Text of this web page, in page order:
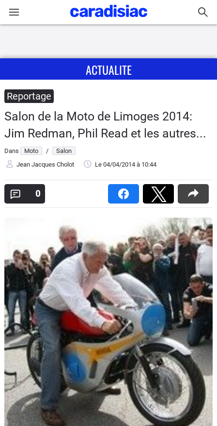
Actu
Essais
Avis
Forum
Marques
Services
Auto
ACTUALITE
Reportage
Salon de la Moto de Limoges 2014:
Jim Redman, Phil Read et les autres...
Dans Moto /
Salon
Jean Jacques Cholot
Le 04/04/2014 à 10:44
0